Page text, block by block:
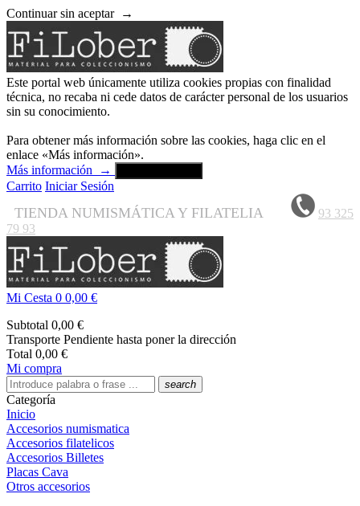
Continuar sin aceptar →
Este portal web únicamente utiliza cookies propias con finalidad
técnica, no recaba ni cede datos de carácter personal de los usuarios
sin su conocimiento.
Para obtener más información sobre las cookies, haga clic en el
enlace «Más información».
Más información
→
Carrito Iniciar Sesión
TIENDA NUMISMÁTICA Y FILATELIA
93 325
79 93
Mi Cesta 0 0,00 €
Subtotal 0,00 €
Transporte Pendiente hasta poner la dirección
Total 0,00 €
Mi compra
search
Categoría
Inicio
Accesorios numismatica
Accesorios filatelicos
Accesorios Billetes
Placas Cava
Otros accesorios